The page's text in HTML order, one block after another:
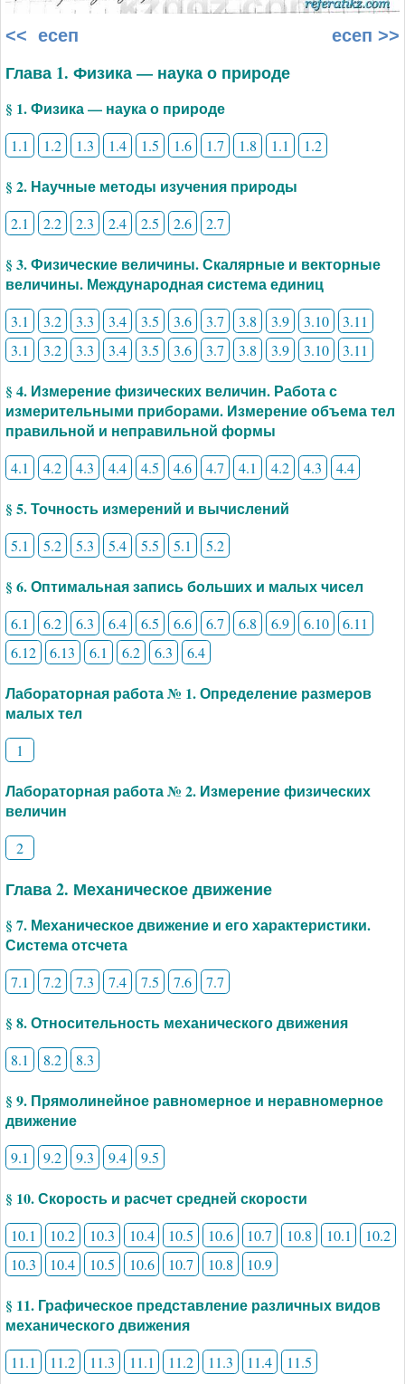
<< есеп есеп >>
Глава 1. Физика — наука о природе
§ 1. Физика — наука о природе
1.1 1.2 1.3 1.4 1.5 1.6 1.7 1.8 1.1 1.2
§ 2. Научные методы изучения природы
2.1 2.2 2.3 2.4 2.5 2.6 2.7
§ 3. Физические величины. Скалярные и векторные
величины. Международная система единиц
3.1 3.2 3.3 3.4 3.5 3.6 3.7 3.8 3.9 3.10
3.11
3.1
3.2 3.3 3.4 3.5 3.6 3.7 3.8 3.9 3.10 3.11
§ 4. Измерение физических величин. Работа с
измерительными приборами. Измерение объема тел
правильной и неправильной формы
4.1 4.2 4.3 4.4 4.5 4.6 4.7 4.1 4.2 4.3 4.4
§ 5. Точность измерений и вычислений
5.1 5.2 5.3 5.4 5.5 5.1 5.2
§ 6. Оптимальная запись больших и малых чисел
6.1 6.2 6.3 6.4 6.5 6.6 6.7 6.8 6.9 6.10
6.11
6.12
6.13 6.1 6.2 6.3 6.4
Лабораторная работа № 1. Определение размеров
малых тел
1
Лабораторная работа № 2. Измерение физических
величин
2
Глава 2. Механическое движение
§ 7. Механическое движение и его характеристики.
Система отсчета
7.1 7.2 7.3 7.4 7.5 7.6 7.7
§ 8. Относительность механического движения
8.1 8.2 8.3
§ 9. Прямолинейное равномерное и неравномерное
движение
9.1 9.2 9.3 9.4 9.5
§ 10. Скорость и расчет средней скорости
10.1 10.2 10.3 10.4 10.5 10.6 10.7 10.8 10.1
10.2
10.3
10.4 10.5 10.6 10.7 10.8 10.9
§ 11. Графическое представление различных видов
механического движения
11.1 11.2 11.3 11.1 11.2 11.3 11.4 11.5